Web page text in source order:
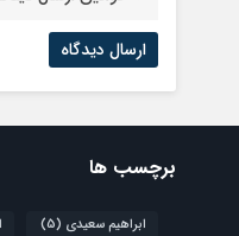
برچسب ها
ابراهیم سعیدی (5)